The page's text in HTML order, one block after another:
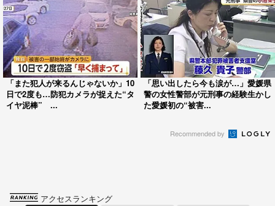
「また犯人が来るんじゃないか」10
日で2度も…防犯カメラが捉えた“タ
イヤ泥棒” ...
「思い出したら今も涙が…」愛媛県
警の女性警部が元刑事の経験生かし
た愛媛初の“被害...
Recommended by
アクセスランキング